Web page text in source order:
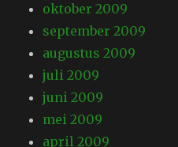
oktober 2009
september 2009
augustus 2009
juli 2009
juni 2009
mei 2009
april 2009